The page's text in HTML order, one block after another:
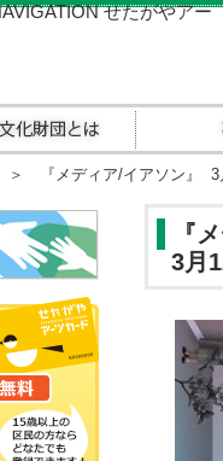
＞ 『メディア/イアソン』 3
『
3月